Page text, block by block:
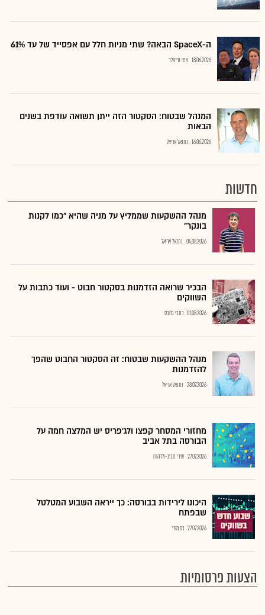
ה-SpaceX הבאה? שתי מניות חלל עם אפסייד של עד 61%
18.06.2026 צחי גרינולד
המנהל שבטוח: הסקטור הזה ייתן תשואה עודפת בשנים
הבאות
16.06.2026 נתנאל אריאל
חדשות
מנהל ההשקעות שממליץ על מניה שהיא "כמו לקנות
בונקר"
04.08.2026 נתנאל אריאל
הבכיר שרואה הזדמנות בסקטור חבוט - ועוד כתבות על
השווקים
01.08.2026 כתבי גלובס
מנהל ההשקעות שבטוח: זה הסקטור החבוט שהפך
להזדמנות
28.07.2026 נתנאל אריאל
מחזורי המסחר קפצו ולג'פריס יש המלצה חמה על
הבורסה בתל אביב
27.07.2026 שירי חביב-ולדהורן
היכונו לירידות בבורסה: כך ייראה השבוע המטלטל
שבפתח
27.07.2026 רם מורי
הצעות פרסומיות